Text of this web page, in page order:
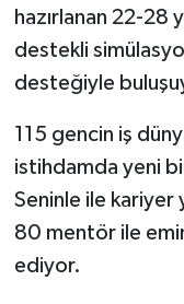
hazırlanan 22-28
destekli
desteğiyle
115 gencin iş
istihdamda yeni
Seninle ile kariyer
80 mentör ile
ediyor.